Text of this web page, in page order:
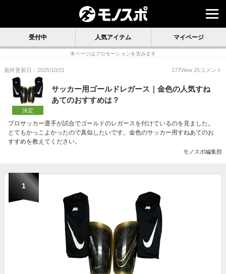
受付中 人気アイテム マイページ
本ページはプロモーションを含みます
最終更新日：2025/10/21 177View 25コメント
決定
サッカー用ゴールドレガース｜金色の人気すね
あてのおすすめは？
プロサッカー選手が試合でゴールドのレガースを付けているのを見ました。
とてもかっこよかったので真似したいです。金色のサッカー用すねあてのお
すすめを教えてください。
モノスポ編集部
1